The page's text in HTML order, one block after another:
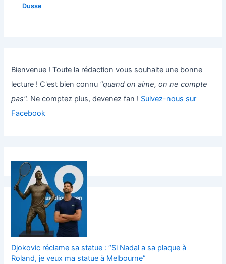
Dusse
Bienvenue ! Toute la rédaction vous souhaite une bonne
lecture ! C'est bien connu "quand on aime, on ne compte
pas". Ne comptez plus, devenez fan ! Suivez-nous sur
Facebook
Djokovic réclame sa statue : “Si Nadal a sa plaque à
Roland, je veux ma statue à Melbourne”